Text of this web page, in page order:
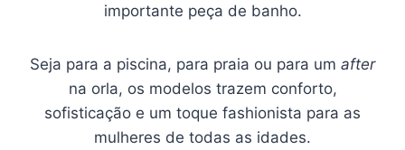
importante peça de banho.
Seja para a piscina, para praia ou para um after
na orla, os modelos trazem conforto,
sofisticação e um toque fashionista para as
mulheres de todas as idades.